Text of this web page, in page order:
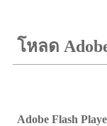
โหลด
Adobe Flash